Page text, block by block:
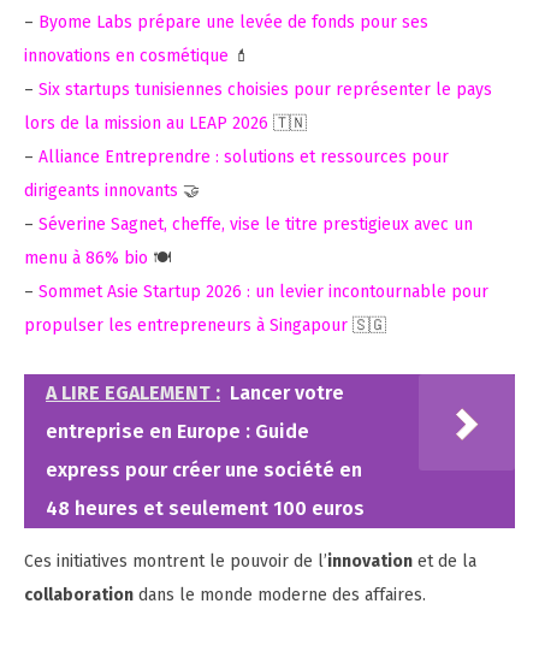
– Byome Labs prépare une levée de fonds pour ses
innovations en cosmétique 💄
– Six startups tunisiennes choisies pour représenter le pays
lors de la mission au LEAP 2026 🇹🇳
– Alliance Entreprendre : solutions et ressources pour
dirigeants innovants 🤝
– Séverine Sagnet, cheffe, vise le titre prestigieux avec un
menu à 86% bio 🍽️
– Sommet Asie Startup 2026 : un levier incontournable pour
propulser les entrepreneurs à Singapour 🇸🇬
A LIRE EGALEMENT : Lancer votre
entreprise en Europe : Guide
express pour créer une société en
48 heures et seulement 100 euros
Ces initiatives montrent le pouvoir de l’innovation et de la
collaboration dans le monde moderne des affaires.